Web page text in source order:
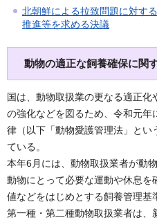
北朝鮮による拉致問題に対す
推進等を求める決議
動物の適正な飼養確保に関
国は、動物取扱業の更なる適正
の強化などを図るため、令和元
律（以下「動物愛護管理法」とい
ている。
本年6月には、動物取扱業者が動
動物にとって必要な運動や休息を
値などをはじめとする飼養管理基
第一種・第二種動物取扱業者は、